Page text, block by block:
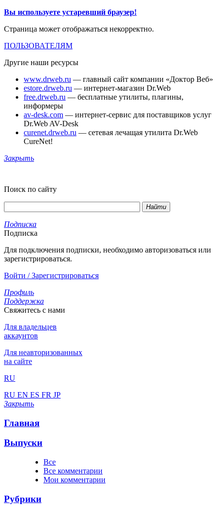
Вы используете устаревший браузер!
Страница может отображаться некорректно.
ПОЛЬЗОВАТЕЛЯМ
Другие наши ресурсы
www.drweb.ru — главный сайт компании «Доктор Веб»
estore.drweb.ru — интернет-магазин Dr.Web
free.drweb.ru — бесплатные утилиты, плагины,
информеры
av-desk.com — интернет-сервис для поставщиков услуг
Dr.Web AV-Desk
curenet.drweb.ru — сетевая лечащая утилита Dr.Web
CureNet!
Закрыть
Поиск по сайту
Найти
Подписка
Подписка
Для подключения подписки, необходимо авторизоваться или
зарегистрироваться.
Войти / Зарегистрироваться
Профиль
Поддержка
Свяжитесь с нами
Для владельцев
аккаунтов
Для неавторизованных
на сайте
RU
RU EN ES FR JP
Закрыть
Главная
Выпуски
Все
Все комментарии
Мои комментарии
Рубрики